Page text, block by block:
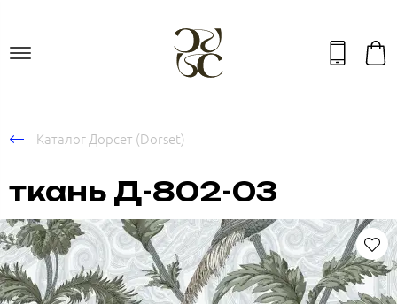
Каталог Дорсет (Dorset)
ткань Д-802-03